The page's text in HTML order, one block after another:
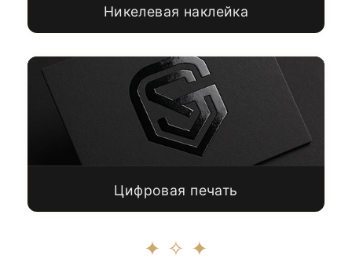
Никелевая наклейка
Цифровая печать
✦ ✧ ✦